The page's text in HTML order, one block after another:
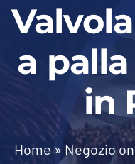
Home
Negozio
I nostri servizi
a
in
Home» Negozio